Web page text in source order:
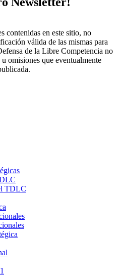
contenidas en este sitio, no
válida de las mismas para
de la Libre Competencia no
omisiones que eventualmente
TDLC